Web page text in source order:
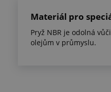
Materiál pro
Pryž NBR je odolná
olejům v průmyslu.